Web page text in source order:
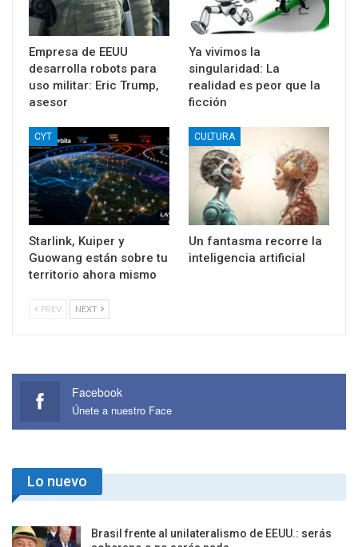
Empresa de EEUU
desarrolla robots para
uso militar: Eric Trump,
asesor
Ya vivimos la
singularidad: La
realidad es peor que la
ficción
CYT
Starlink, Kuiper y
Guowang están sobre tu
territorio ahora mismo
CULTURA
Un fantasma recorre la
inteligencia artificial
PREV NEXT
Facebook
Únete a nuestro Face
Lo nuevo
Brasil frente al unilateralismo de EEUU.: serás